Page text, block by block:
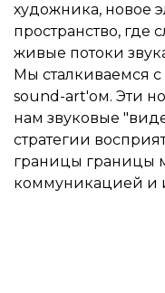
художника, новое
пространство, где
живые потоки
Мы сталкиваемся
sound-art'ом. Эти
нам звуковые
стратегии
границы границы
коммуникацией и